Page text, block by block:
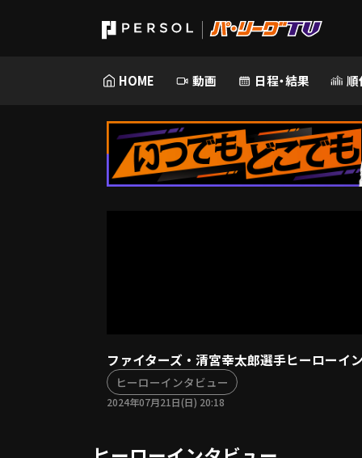
HOME 動画 日程・結果 順
ファイターズ・清宮幸太郎選手ヒーローイ
ヒーローインタビュー
2024年07月21日(日) 20:18